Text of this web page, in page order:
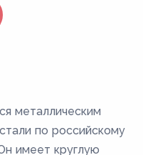
металлическим
по российскому
имеет круглую